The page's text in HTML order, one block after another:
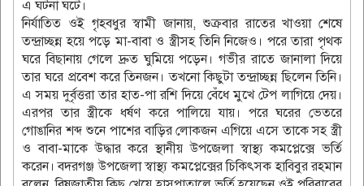
এ ঘটনা ঘটে।
নির্যাতিত ওই গৃহবধুর স্বামী জানায়, শুক্রবার রাতের খাওয়া শেষে
তন্দ্রাচ্ছন্ন হয়ে পড়ে মা-বাবা ও স্ত্রীসহ তিনি নিজেও। পরে তারা পৃথক
ঘরে বিছানায় গেলে দ্রুত ঘুমিয়ে পড়েন। গভীর রাতে জানালা দিয়ে
তার ঘরে প্রবেশ করে তিনজন। তখনো কিছুটা তন্দ্রাচ্ছন্ন ছিলেন তিনি।
এ সময় দুর্বৃত্তরা তার হাত-পা রশি দিয়ে বেঁধে মুখে টেপ লাগিয়ে দেয়।
এরপর তার স্ত্রীকে ধর্ষণ করে পালিয়ে যায়। পরে ঘরের ভেতরে
গোঙানির শব্দ শুনে পাশের বাড়ির লোকজন এগিয়ে এসে তাকে সহ স্ত্রী
ও বাবা-মাকে উদ্ধার করে স্থানীয় উপজেলা স্বাস্থ্য কমপ্লেক্সে ভর্তি
করেন। বদরগঞ্জ উপজেলা স্বাস্থ্য কমপ্লেক্সের চিকিৎসক হাবিবুর রহমান